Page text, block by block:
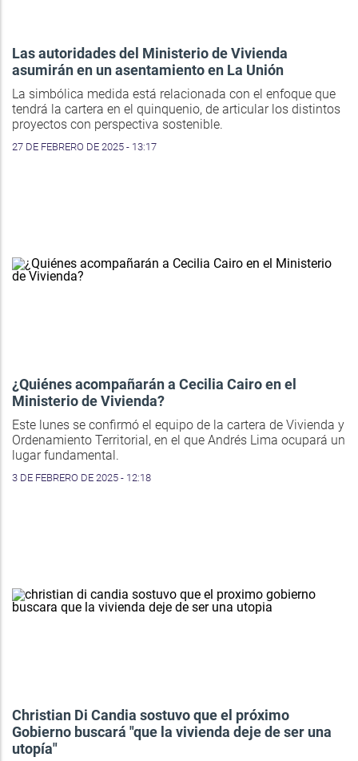
Las autoridades del Ministerio de Vivienda
asumirán en un asentamiento en La Unión
La simbólica medida está relacionada con el enfoque que
tendrá la cartera en el quinquenio, de articular los distintos
proyectos con perspectiva sostenible.
27 DE FEBRERO DE 2025 - 13:17
¿Quiénes acompañarán a Cecilia Cairo en el
Ministerio de Vivienda?
Este lunes se confirmó el equipo de la cartera de Vivienda y
Ordenamiento Territorial, en el que Andrés Lima ocupará un
lugar fundamental.
3 DE FEBRERO DE 2025 - 12:18
Christian Di Candia sostuvo que el próximo
Gobierno buscará "que la vivienda deje de ser una
utopía"